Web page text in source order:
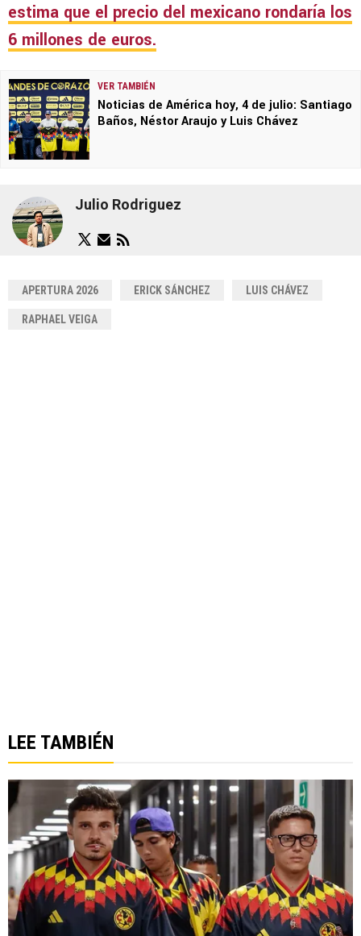
estima que el precio del mexicano rondaría los
6 millones de euros.
VER TAMBIÉN
Noticias de América hoy, 4 de julio: Santiago
Baños, Néstor Araujo y Luis Chávez
Julio Rodriguez
APERTURA 2026 ERICK SÁNCHEZ LUIS CHÁVEZ
RAPHAEL VEIGA